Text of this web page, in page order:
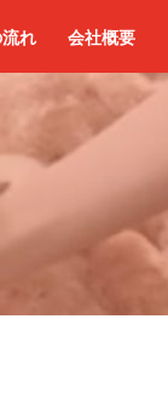
れ 会社概要